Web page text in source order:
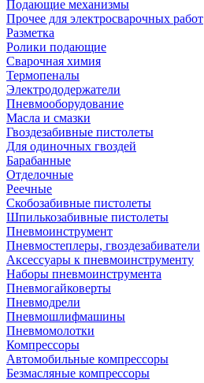
Подающие механизмы
Прочее для электросварочных работ
Разметка
Ролики подающие
Сварочная химия
Термопеналы
Электрододержатели
Пневмооборудование
Масла и смазки
Гвоздезабивные пистолеты
Для одиночных гвоздей
Барабанные
Отделочные
Реечные
Скобозабивные пистолеты
Шпилькозабивные пистолеты
Пневмоинструмент
Пневмостеплеры, гвоздезабиватели
Аксессуары к пневмоинструменту
Наборы пневмоинструмента
Пневмогайковерты
Пневмодрели
Пневмошлифмашины
Пневмомолотки
Компрессоры
Автомобильные компрессоры
Безмасляные компрессоры